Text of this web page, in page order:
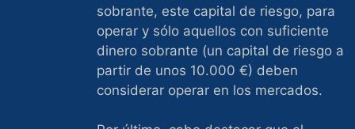
sobrante, este capital de riesgo, para
operar y sólo aquellos con suficiente
dinero sobrante (un capital de riesgo a
partir de unos 10.000 €) deben
considerar operar en los mercados.